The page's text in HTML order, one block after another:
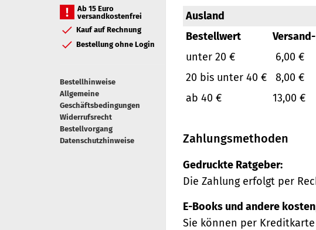
Ab 15 Euro
versandkostenfrei
Kauf auf Rechnung
Bestellung ohne Login
Bestellhinweise
Allgemeine
Geschäftsbedingungen
Widerrufsrecht
Bestellvorgang
Datenschutzhinweise
Ausland
Bestellwert
unter 20 €
6,00 €
20 bis unter 40 €
8,00 €
ab 40 €
13,00 €
Zahlungsmethoden
Gedruckte Ratgeber:
Die Zahlung erfolgt per
E-Books und andere
Sie können per